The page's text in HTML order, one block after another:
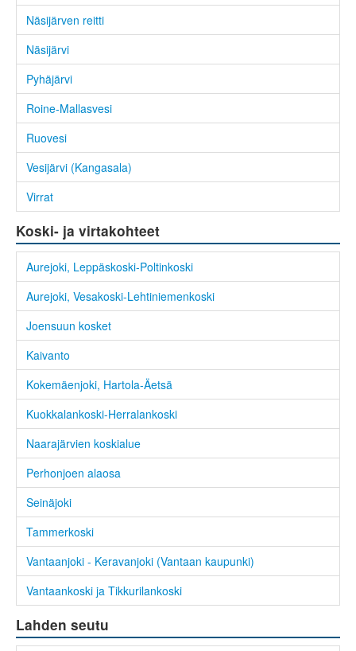
Näsijärven reitti
Näsijärvi
Pyhäjärvi
Roine-Mallasvesi
Ruovesi
Vesijärvi (Kangasala)
Virrat
Koski- ja virtakohteet
Aurejoki, Leppäskoski-Poltinkoski
Aurejoki, Vesakoski-Lehtiniemenkoski
Joensuun kosket
Kaivanto
Kokemäenjoki, Hartola-Äetsä
Kuokkalankoski-Herralankoski
Naarajärvien koskialue
Perhonjoen alaosa
Seinäjoki
Tammerkoski
Vantaanjoki - Keravanjoki (Vantaan kaupunki)
Vantaankoski ja Tikkurilankoski
Lahden seutu